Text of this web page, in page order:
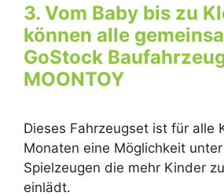
3. Vom Baby bis zu
können alle
GoStock
MOONTOY
Dieses Fahrzeugset ist für alle
Monaten eine Möglichkeit
Spielzeugen die mehr Kinder
einlädt.